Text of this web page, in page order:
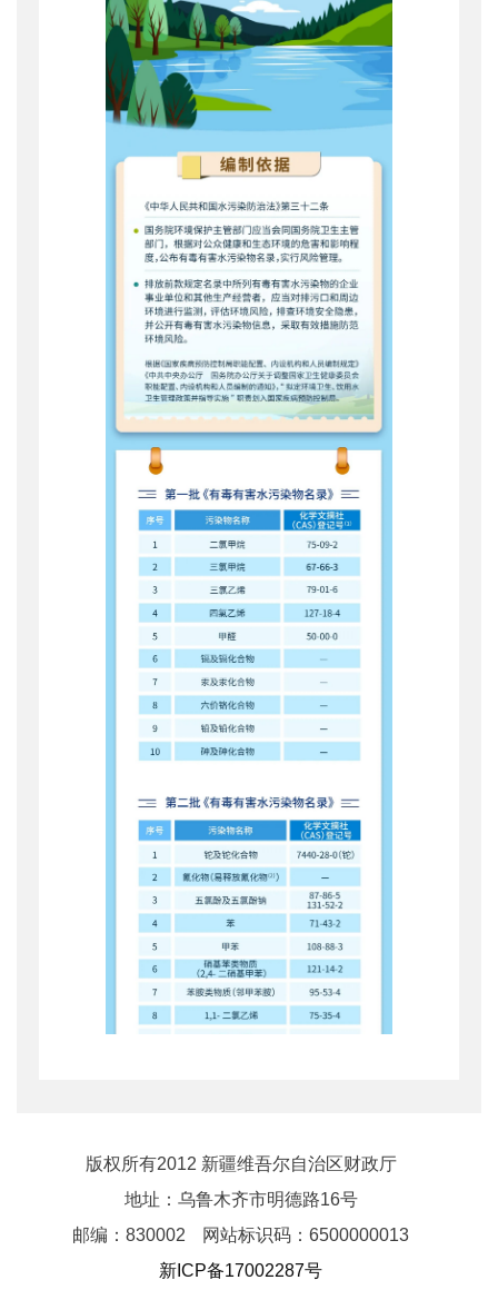
版权所有2012 新疆维吾尔自治区财政厅
地址：乌鲁木齐市明德路16号
邮编：830002
网站标识码：6500000013
新ICP备17002287号